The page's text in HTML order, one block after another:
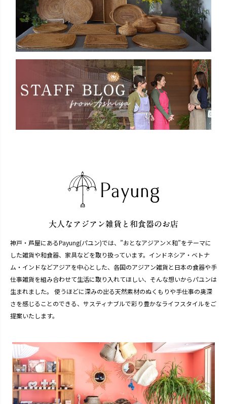
神戸・芦屋にあるPayung(パユン)では、”おとなアジアン×和”をテーマに
した雑貨や和食器、家具などを取り扱っています。インドネシア・ベトナ
ム・インドなどアジアを中心とした、各国のアジアン雑貨と日本の食器や手
仕事雑貨を組み合わせて生活に取り入れてほしい、そんな想いからパユンは
生まれました。 使うほどに深みの出る天然素材のぬくもりや手仕事の奥深
さを感じることのできる、サスティナブルで彩り豊かなライフスタイルをご
提案いたします。